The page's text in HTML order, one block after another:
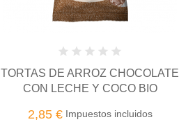
TORTAS DE ARROZ CHOCOLATE
CON LECHE Y COCO BIO
2,85 €Impuestos incluidos